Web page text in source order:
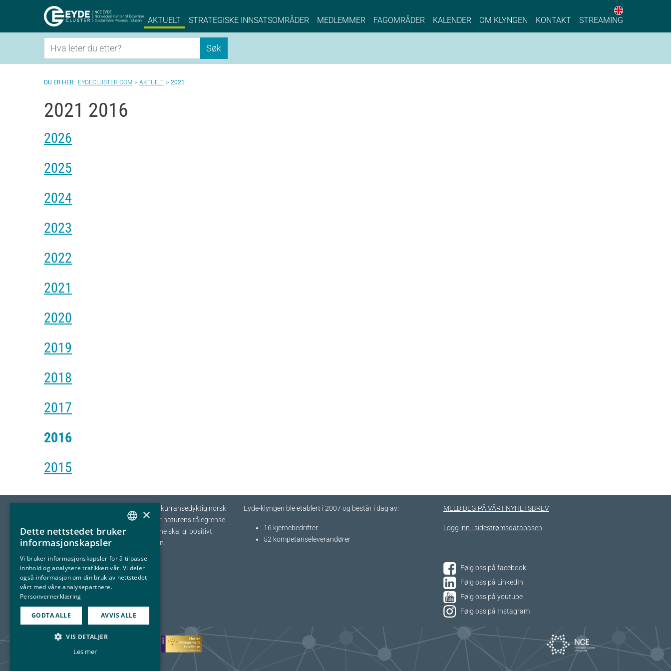
Eyde-Cluster | NCE EYDE, Norwegian Center of Expertise, Sustainable Process Industry
AKTUELT STRATEGISKE INNSATSOMRÅDER MEDLEMMER FAGOMRÅDER KALENDER OM KLYNGEN KONTAKT STREAMING
English
Søk Søk
EYDECLUSTER.COM AKTUELT 2021
2021 2016
2026
2025
2024
2023
2022
2021
2020
2019
2018
2017
2016
2015
Eyde-klyngen skal sikre tilvekst og konkurransedyktig norsk
prosessindustri som opererer innenfor naturens tålegrense.
I fellesskap streber vi etter at bedriftene skal gi positivt
bidrag tilbake til samfunnet og naturen.
Eyde-klyngen ble etablert i 2007 og består i dag av:
16 kjernebedrifter​
52 kompetanseleverandører
MELD DEG PÅ VÅRT NYHETSBREV
Logg inn i sidestrømsdatabasen
Følg oss på facebook
Følg oss på LinkedIn
Følg oss på youtube
Følg oss på Instagram
NORWEGIAN
×
Dette nettstedet bruker
informasjonskapsler
Vi bruker informasjonskapsler for å tilpasse
innhold og analysere trafikken vår. Vi deler
også informasjon om din bruk av nettstedet
vårt med våre analysepartnere.
Personvernerklæring
GODTA ALLE AVVIS ALLE
VIS DETALJER
Les mer